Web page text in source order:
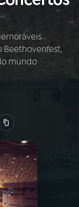
AO VIVO
Beethovenfest,
mundo